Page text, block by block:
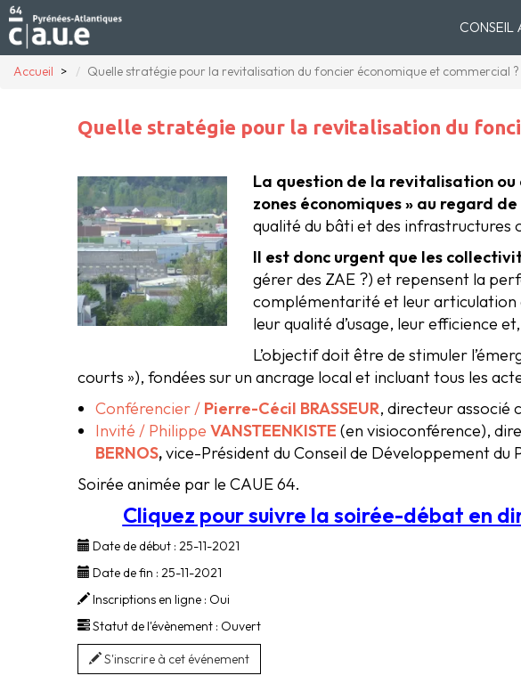
CONSEIL
Accueil Quelle stratégie pour la revitalisation du foncier économique et commercial ?
Quelle stratégie pour la revitalisation du
La question de la revitalisation
zones économiques » au regard
qualité du bâti et des infrastructures
Il est donc urgent que les
gérer des ZAE ?) et repensent la
complémentarité et leur articulation
leur qualité d’usage, leur efficience
L’objectif doit être de stimuler
courts »), fondées sur un ancrage local et incluant tous les
Conférencier / Pierre-Cécil BRASSEUR, directeur associé
Invité / Philippe VANSTEENKISTE (en visioconférence),
BERNOS,vice-Président du Conseil de Développement du
Soirée animée par le CAUE 64.
Cliquez pour suivre la soirée-débat en
Date de début : 25-11-2021
Date de fin : 25-11-2021
Inscriptions en ligne : Oui
Statut de l'évènement : Ouvert
S'inscrire à cet événement